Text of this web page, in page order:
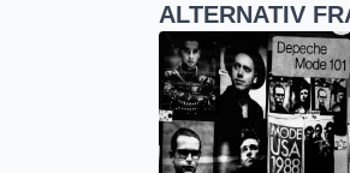
ALTERNATIV